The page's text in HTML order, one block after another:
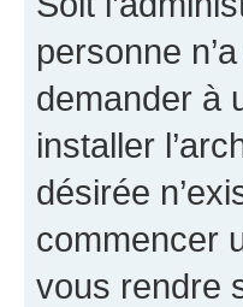
personne
demander à
installer
désirée
commencer
vous rendre